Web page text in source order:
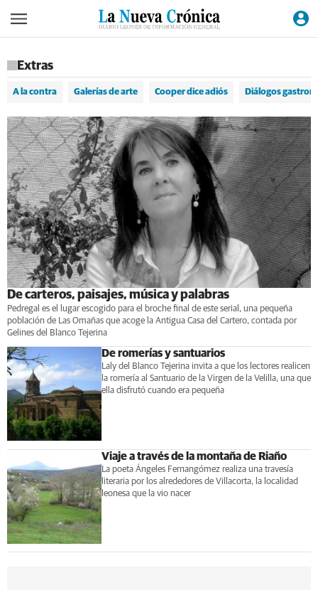
Extras
A la contra Galerías de arte Cooper dice adiós Diálogos
De carteros, paisajes, música y palabras
Pedregal es el lugar escogido para el broche final de este serial, una pequeña
población de Las Omañas que acoge la Antigua Casa del Cartero, contada por
Gelines del Blanco Tejerina
De romerías y santuarios
Laly del Blanco Tejerina invita a que los lectores realicen
la romería al Santuario de la Virgen de la Velilla, una que
ella disfrutó cuando era pequeña
Viaje a través de la montaña de Riaño
La poeta Ángeles Fernangómez realiza una travesía
literaria por los alrededores de Villacorta, la localidad
leonesa que la vio nacer